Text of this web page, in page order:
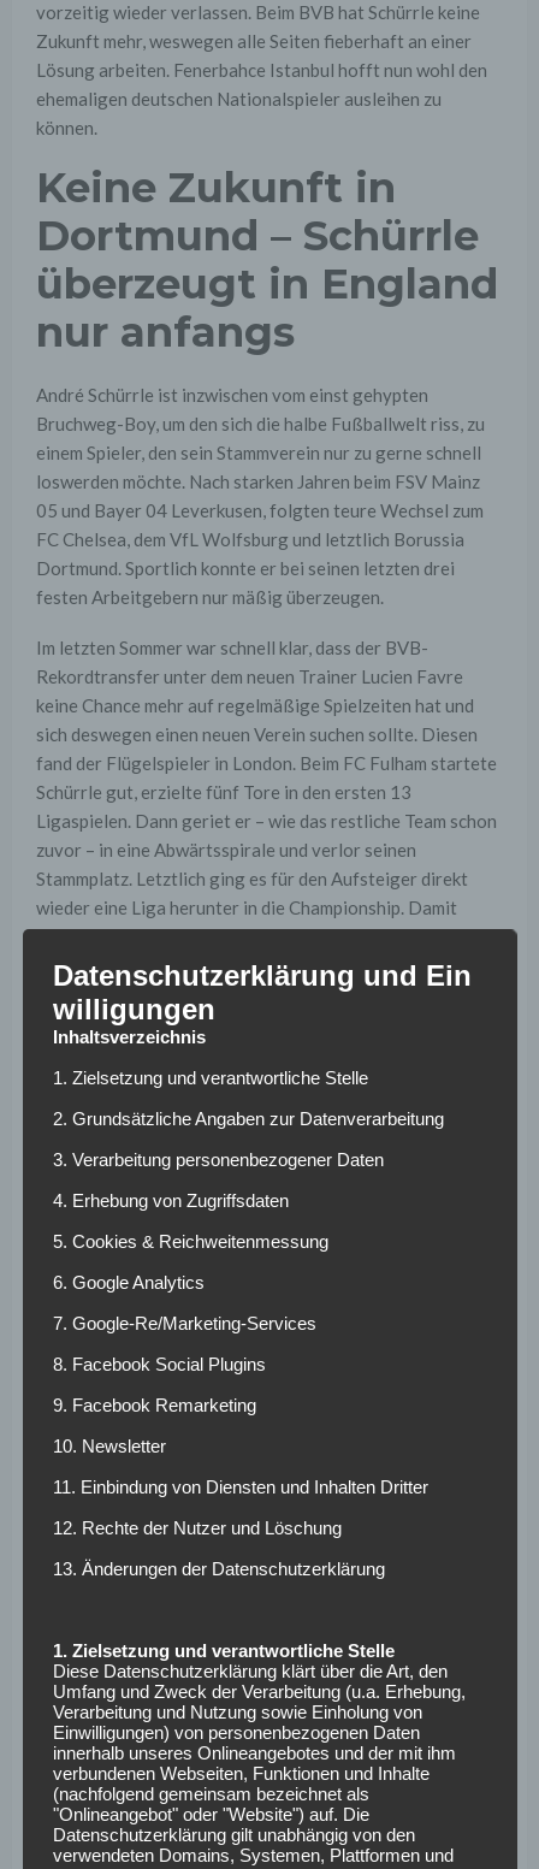
vorzeitig wieder verlassen. Beim BVB hat Schürrle keine
Zukunft mehr, weswegen alle Seiten fieberhaft an einer
Lösung arbeiten. Fenerbahce Istanbul hofft nun wohl den
ehemaligen deutschen Nationalspieler ausleihen zu
können.
Keine Zukunft in
Dortmund – Schürrle
überzeugt in England
nur anfangs
André Schürrle ist inzwischen vom einst gehypten
Bruchweg-Boy, um den sich die halbe Fußballwelt riss, zu
einem Spieler, den sein Stammverein nur zu gerne schnell
loswerden möchte. Nach starken Jahren beim FSV Mainz
05 und Bayer 04 Leverkusen, folgten teure Wechsel zum
FC Chelsea, dem VfL Wolfsburg und letztlich Borussia
Dortmund. Sportlich konnte er bei seinen letzten drei
festen Arbeitgebern nur mäßig überzeugen.
Im letzten Sommer war schnell klar, dass der BVB-
Rekordtransfer unter dem neuen Trainer Lucien Favre
keine Chance mehr auf regelmäßige Spielzeiten hat und
sich deswegen einen neuen Verein suchen sollte. Diesen
fand der Flügelspieler in London. Beim FC Fulham startete
Schürrle gut, erzielte fünf Tore in den ersten 13
Ligaspielen. Dann geriet er – wie das restliche Team schon
zuvor – in eine Abwärtsspirale und verlor seinen
Stammplatz. Letztlich ging es für den Aufsteiger direkt
wieder eine Liga herunter in die Championship. Damit
endete auch die eigentlich auf zwei Jahre angelegte Leihe
frühzeitig. Weder der Spieler noch der BVB haben die
Intention die Zusammenarbeit fortzusetzen und arbeiten
an einer Lösung.
Fenerbahce-
Sportdirektor will für
Deal eigens nach
Dortmund reisen
Besagte Lösung könnte, sofern sich kein anderes, für
Schürrle interessanteres, Geschäft anbietet, ein Wechsel
Gerücht, dass Fenerbahce Istanbul Interesse am 28-
jährigen Deutschen hat. Der Traditionsverein wackelte
zuletzt sportlich sehr und schloss die vergangene Saison
Kaderüberholung an. Zwölf Abgänge stehen bereits fest,
darunter unter anderem Mathieu Valbuena. Den Routinier
Ersatz hat Fenerbahce BVB-Rückkehrer Schürrle im Visier.
Takvim, dass Fenerbahce-Sportdirektor Damien Comolli
nach dem traditionellen Fest des Fastenbrechens (fand
vom 3. auf den 4. Juni statt) nach Dortmund reisen wird, um
den Verantwortlichen der Schwarz-Gelben ein Angebot zu
unterbreiten. Demnach hofft der Franzose auf ein
erneutes Leihgeschäft mit einer Kaufoption. Vermutlich
werden sich Schürrle und die Borussia aber erst einmal
Hoffnungen auf eine dauerhafte Lösung machen.
Datenschutzerklärung und Ein
willigungen
Inhaltsverzeichnis
1. Zielsetzung und verantwortliche Stelle
2. Grundsätzliche Angaben zur Datenverarbeitung
3. Verarbeitung personenbezogener Daten
4. Erhebung von Zugriffsdaten
5. Cookies & Reichweitenmessung
6. Google Analytics
7. Google-Re/Marketing-Services
8. Facebook Social Plugins
9. Facebook Remarketing
10. Newsletter
11. Einbindung von Diensten und Inhalten Dritter
12. Rechte der Nutzer und Löschung
13. Änderungen der Datenschutzerklärung
1. Zielsetzung und verantwortliche Stelle
Diese Datenschutzerklärung klärt über die Art, den
Umfang und Zweck der Verarbeitung (u.a. Erhebung,
Verarbeitung und Nutzung sowie Einholung von
Einwilligungen) von personenbezogenen Daten
innerhalb unseres Onlineangebotes und der mit ihm
verbundenen Webseiten, Funktionen und Inhalte
(nachfolgend gemeinsam bezeichnet als
"Onlineangebot" oder "Website") auf. Die
Datenschutzerklärung gilt unabhängig von den
verwendeten Domains, Systemen, Plattformen und